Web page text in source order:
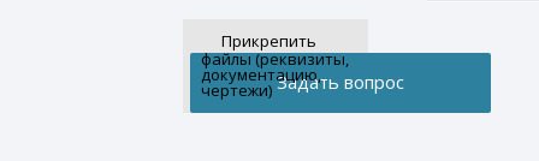
Прикрепить
файлы (реквизиты,
документацию,
чертежи)